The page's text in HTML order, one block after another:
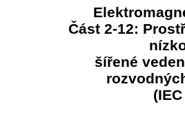
Část 2-12:
šířené
(IEC